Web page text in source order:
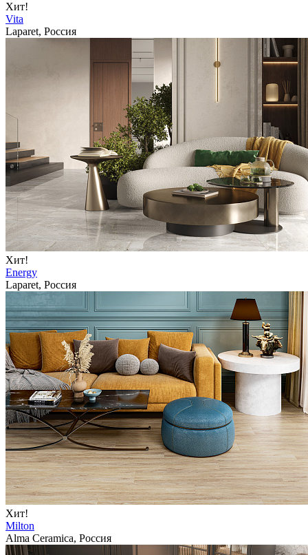
Хит!
Vita
Laparet, Россия
Хит!
Energy
Laparet, Россия
Хит!
Milton
Alma Ceramica, Россия